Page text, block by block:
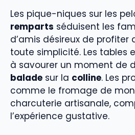
Les pique-niques sur les
remparts séduisent les
d’amis désireux de profiter
toute simplicité. Les tables
à savourer un moment de
balade sur la colline. Les
comme le fromage de
charcuterie artisanale,
l’expérience gustative.